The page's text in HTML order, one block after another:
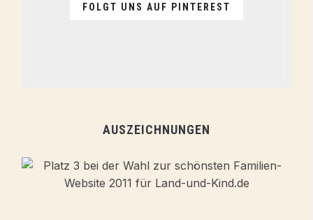
FOLGT UNS AUF PINTEREST
AUSZEICHNUNGEN